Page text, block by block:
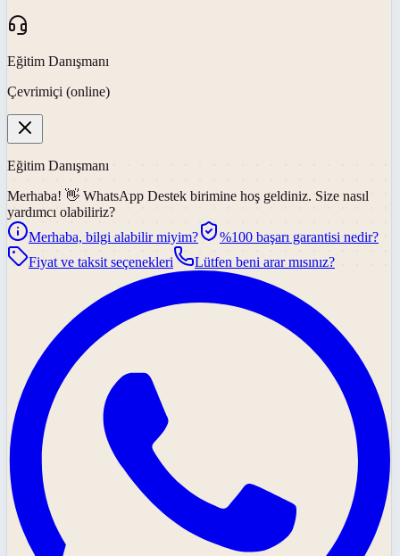
Eğitim Danışmanı
Çevrimiçi (online)
Eğitim Danışmanı
Merhaba! 👋 WhatsApp Destek birimine hoş geldiniz. Size nasıl
yardımcı olabiliriz?
Merhaba, bilgi alabilir miyim?
%100 başarı garantisi nedir?
Fiyat ve taksit seçenekleri
Lütfen beni arar mısınız?